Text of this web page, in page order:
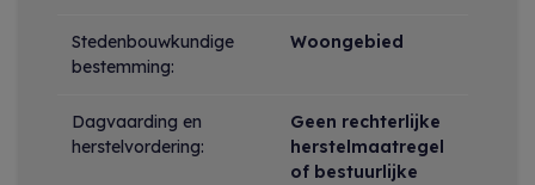
Stedenbouwkundige
bestemming:
Woongebied
Dagvaarding en
herstelvordering:
Geen rechterlijke
herstelmaatregel
of bestuurlijke